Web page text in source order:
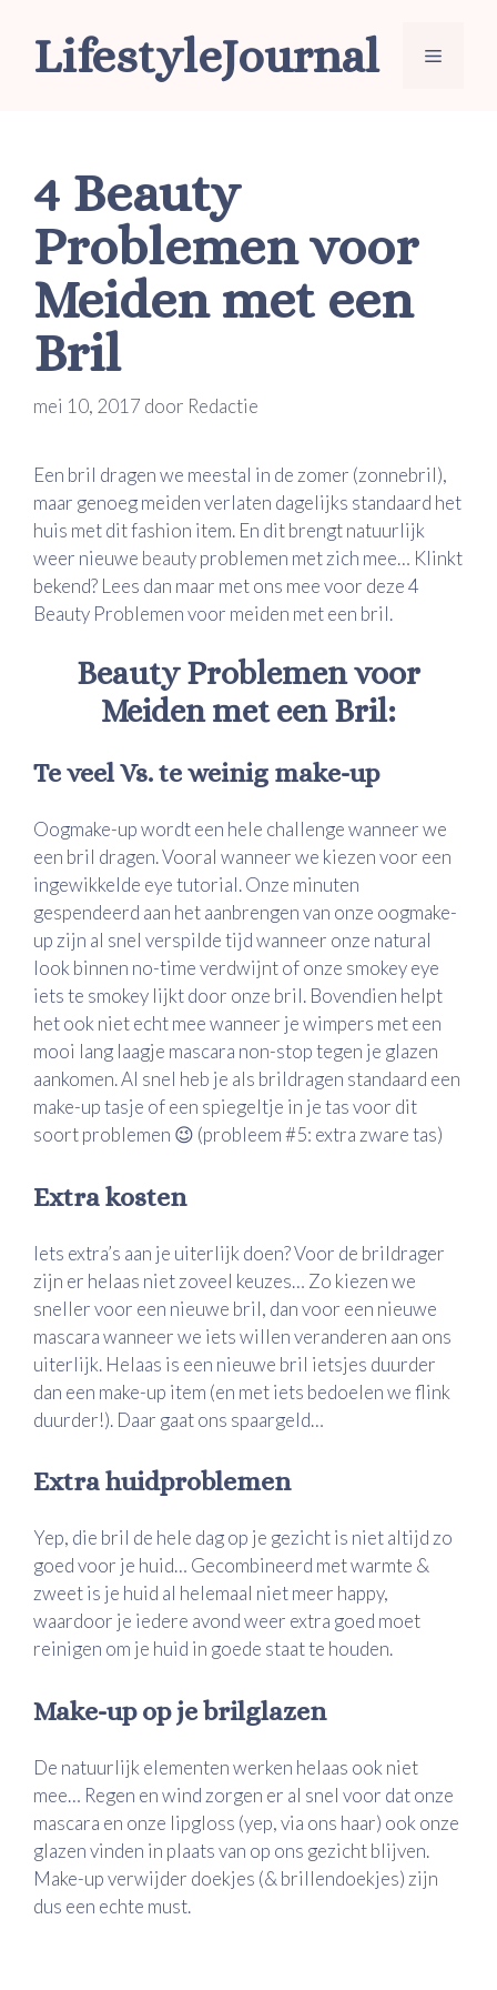
LifestyleJournal Menu
4 Beauty
Problemen voor
Meiden met een
Bril
mei 10, 2017 door Redactie
Een bril dragen we meestal in de zomer (zonnebril),
maar genoeg meiden verlaten dagelijks standaard het
huis met dit fashion item. En dit brengt natuurlijk
weer nieuwe beautyproblemen met zich mee… Klinkt
bekend? Lees dan maar met ons mee voor deze 4
Beauty Problemen voor meiden met een bril.
Beauty Problemen voor
Meiden met een Bril:
Te veel Vs. te weinig make-up
Oogmake-up wordt een hele challenge wanneer we
een bril dragen. Vooral wanneer we kiezen voor een
ingewikkelde eye tutorial. Onze minuten
gespendeerd aan het aanbrengen van onze oogmake-
up zijn al snel verspilde tijd wanneer onze natural
look binnen no-time verdwijnt of onze smokey eye
iets te smokey lijkt door onze bril. Bovendien helpt
het ook niet echt mee wanneer je wimpers met een
mooi lang laagje mascara non-stop tegen je glazen
aankomen. Al snel heb je als brildragen standaard een
make-up tasje of een spiegeltje in je tas voor dit
soort problemen 😉 (probleem #5: extra zware tas)
Extra kosten
Iets extra’s aan je uiterlijk doen? Voor de brildrager
zijn er helaas niet zoveel keuzes… Zo kiezen we
sneller voor een nieuwe bril, dan voor een nieuwe
mascara wanneer we iets willen veranderen aan ons
uiterlijk. Helaas is een nieuwe bril ietsjes duurder
dan een make-up item (en met iets bedoelen we flink
duurder!). Daar gaat ons spaargeld…
Extra huidproblemen
Yep, die bril de hele dag op je gezicht is niet altijd zo
goed voor je huid… Gecombineerd met warmte &
zweet is je huid al helemaal niet meer happy,
waardoor je iedere avond weer extra goed moet
reinigen om je huid in goede staat te houden.
Make-up op je brilglazen
De natuurlijk elementen werken helaas ook niet
mee… Regen en wind zorgen er al snel voor dat onze
mascara en onze lipgloss (yep, via ons haar) ook onze
glazen vinden in plaats van op ons gezicht blijven.
Make-up verwijder doekjes (& brillendoekjes) zijn
dus een echte must.